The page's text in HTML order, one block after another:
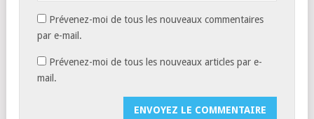
Prévenez-moi de tous les nouveaux commentaires
par e-mail.
Prévenez-moi de tous les nouveaux articles par e-
mail.